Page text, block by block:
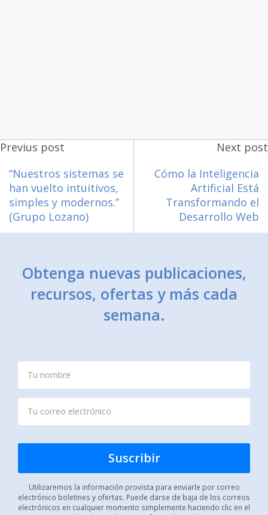
Previus post
“Nuestros sistemas se
han vuelto intuitivos,
simples y modernos.”
(Grupo Lozano)
Next post
Cómo la Inteligencia
Artificial Está
Transformando el
Desarrollo Web
Obtenga nuevas publicaciones,
recursos, ofertas y más cada
semana.
Utilizaremos la información provista para enviarle por correo
electrónico boletines y ofertas. Puede darse de baja de los correos
electrónicos en cualquier momento simplemente haciendo clic en el